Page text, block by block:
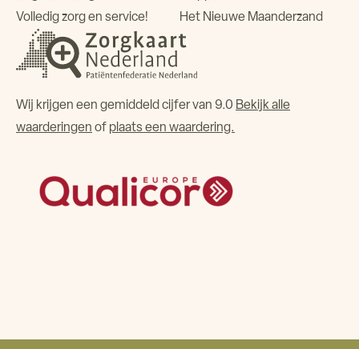
Volledig zorg en service!
Het Nieuwe Maanderzand
Wij krijgen een gemiddeld cijfer van 9.0 Bekijk alle
waarderingen of plaats een waardering.